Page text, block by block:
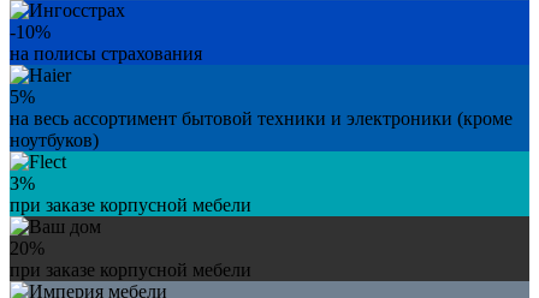
-10%
на полисы страхования
5%
на весь ассортимент бытовой техники и электроники (кроме
ноутбуков)
3%
при заказе корпусной мебели
20%
при заказе корпусной мебели